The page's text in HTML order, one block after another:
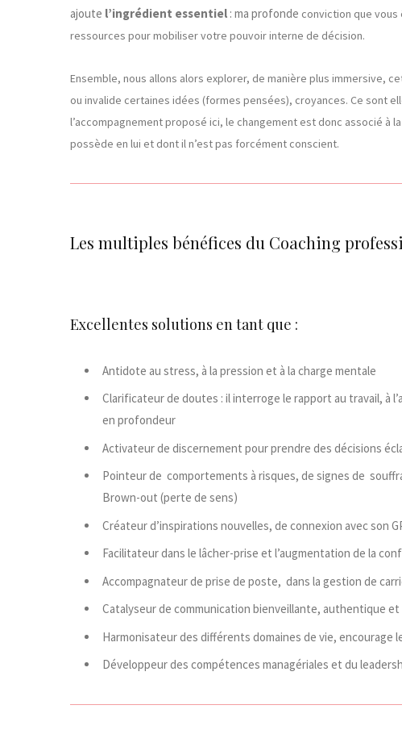
ajoute l’ingrédient essentiel : ma profonde conviction que
ressources pourmobiliser votre pouvoir interne de décision.
Ensemble, nous allons alors explorer, de manière plus immersive,
ou invalide certaines idées (formes pensées), croyances. Ce sont
l’accompagnement proposé ici, le changement est donc associé à
possède en lui et dont il n’est pas forcément conscient.
Les multiples bénéfices du Coaching
Excellentes solutions en tant que :
Antidote au stress, à la pression et à la charge mentale
Clarificateur de doutes : il interroge le rapport au travail, à
en profondeur
Activateur de discernement pour prendre des décisions
Pointeur de comportements à risques, de signes de
Brown-out (perte de sens)
Créateur d’inspirations nouvelles, de connexion avec son
Facilitateur dans le lâcher-prise et l’augmentation de la
Accompagnateur de prise de poste, dans la gestion de
Catalyseur de communication bienveillante, authentique et
Harmonisateur des différents domaines de vie, encourage
Développeur des compétences managériales et du